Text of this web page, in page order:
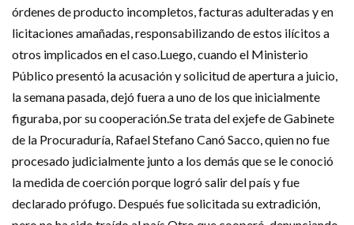
órdenes de producto incompletos, facturas adulteradas y en
licitaciones amañadas, responsabilizando de estos ilícitos a
otros implicados en el caso.Luego, cuando el Ministerio
Público presentó la acusación y solicitud de apertura a juicio,
la semana pasada, dejó fuera a uno de los que inicialmente
figuraba, por su cooperación.Se trata del exjefe de Gabinete
de la Procuraduría, Rafael Stefano Canó Sacco, quien no fue
procesado judicialmente junto a los demás que se le conoció
la medida de coerción porque logró salir del país y fue
declarado prófugo. Después fue solicitada su extradición,